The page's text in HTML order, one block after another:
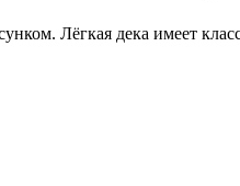
Лёгкая дека имеет